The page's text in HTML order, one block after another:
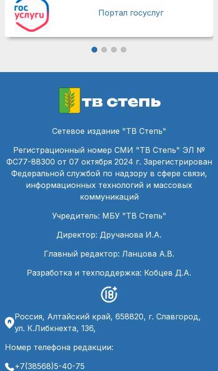
Портал госуслуг
тв степь
Сетевое издание "ТВ Степь"
Регистрационный номер СМИ "ТВ Степь" ЭЛ №
ФС77-88300 от 07 октября 2024 г. Зарегистрирован
Федеральной службой по надзору в сфере связи,
информационных технологий и массовых
коммуникаций
Учредитель: МБУ "ТВ Степь"
Директор: Дручанова И.А.
Главный редактор: Ланцова А.В.
Разработка и техподдержка: Кобцев Д.А.
Россия, Алтайский край, 658820, г. Славгород,
ул. К.Либкнехта, 136,
Номер телефона редакции:
+7(38568)5-40-75